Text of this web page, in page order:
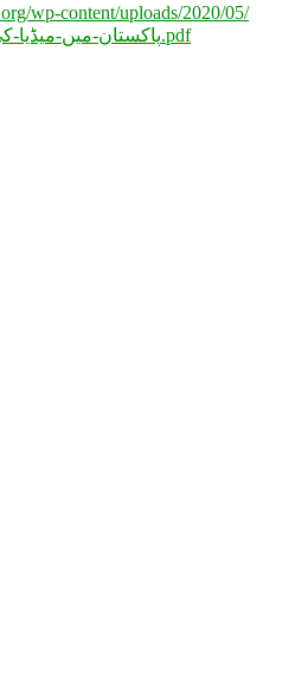
wp-content/uploads/2020/05/
پاکستان-میں-میڈیا-کی-حفاظت-اور-آزادی-صحافت.pdf